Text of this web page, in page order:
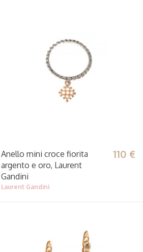
Anello mini croce fiorita
argento e oro, Laurent
Gandini
Laurent Gandini
110 €